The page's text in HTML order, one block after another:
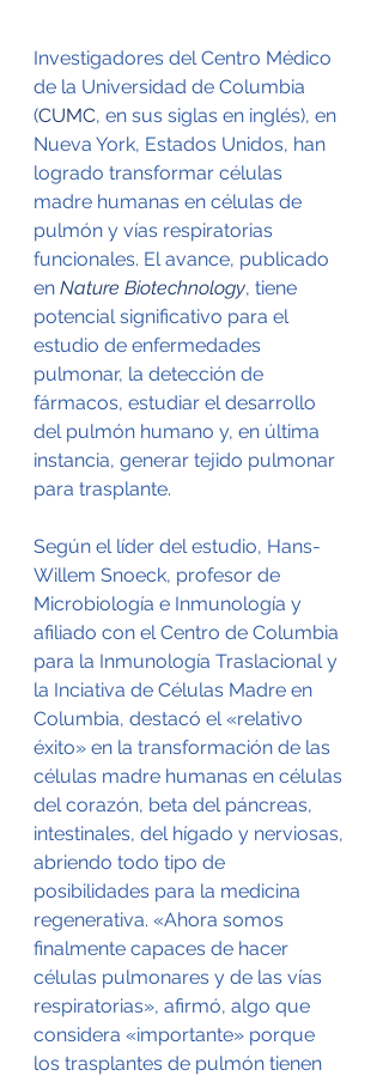
Investigadores del Centro Médico
de la Universidad de Columbia
(CUMC, en sus siglas en inglés), en
Nueva York, Estados Unidos, han
logrado transformar células
madre humanas en células de
pulmón y vías respiratorias
funcionales. El avance, publicado
en Nature Biotechnology, tiene
potencial significativo para el
estudio de enfermedades
pulmonar, la detección de
fármacos, estudiar el desarrollo
del pulmón humano y, en última
instancia, generar tejido pulmonar
para trasplante.
Según el líder del estudio, Hans-
Willem Snoeck, profesor de
Microbiología e Inmunología y
afiliado con el Centro de Columbia
para la Inmunología Traslacional y
la Inciativa de Células Madre en
Columbia, destacó el «relativo
éxito» en la transformación de las
células madre humanas en células
del corazón, beta del páncreas,
intestinales, del hígado y nerviosas,
abriendo todo tipo de
posibilidades para la medicina
regenerativa. «Ahora somos
finalmente capaces de hacer
células pulmonares y de las vías
respiratorias», afirmó, algo que
considera «importante» porque
los trasplantes de pulmón tienen